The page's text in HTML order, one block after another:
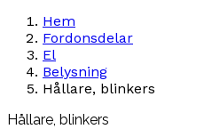
Hem
Fordonsdelar
El
Belysning
Hållare, blinkers
Hållare, blinkers